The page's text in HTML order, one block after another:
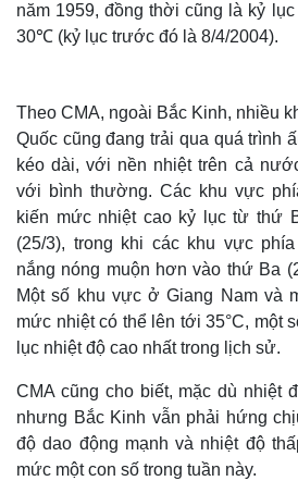
Quan sát
Cuộc sống đó đây
Hồ sơ
Video
Ảnh
E-
năm 1959, đồng thời cũng là kỷ
30℃ (kỷ lục trước đó là 8/4/2004).
Theo CMA, ngoài Bắc Kinh, nhiều
Quốc cũng đang trải qua quá trình
kéo dài, với nền nhiệt trên cả
với bình thường. Các khu vực
kiến ​​mức nhiệt cao kỷ lục từ thứ
(25/3), trong khi các khu vực
nắng nóng muộn hơn vào thứ Ba
Một số khu vực ở Giang Nam và
mức nhiệt có thể lên tới 35°C, một
lục nhiệt độ cao nhất trong lịch sử.
CMA cũng cho biết, mặc dù nhiệt
nhưng Bắc Kinh vẫn phải hứng
độ dao động mạnh và nhiệt độ
mức một con số trong tuần này.